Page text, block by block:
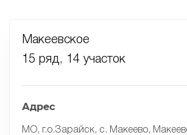
Макеевское
15 ряд, 14 участок
Адрес
МО, г.о.Зарайск, с. Макеево,